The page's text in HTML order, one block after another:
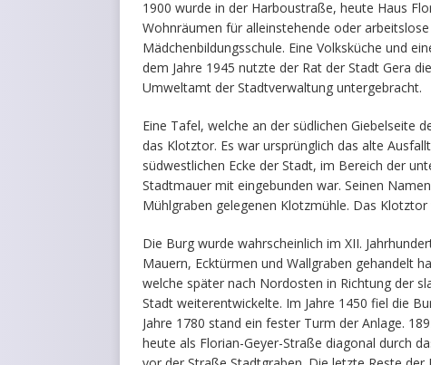
1900 wurde in der Harboustraße, heute Haus
Wohnräumen für alleinstehende oder
Mädchenbildungsschule. Eine Volksküche und
dem Jahre 1945 nutzte der Rat der Stadt Gera
Umweltamt der Stadtverwaltung untergebracht.
Eine Tafel, welche an der südlichen Giebelseite
das Klotztor. Es war ursprünglich das alte
südwestlichen Ecke der Stadt, im Bereich der
Stadtmauer mit eingebunden war. Seinen
Mühlgraben gelegenen Klotzmühle. Das
Die Burg wurde wahrscheinlich im XII.
Mauern, Ecktürmen und Wallgraben gehandelt
welche später nach Nordosten in Richtung der
Stadt weiterentwickelte. Im Jahre 1450 fiel die
Jahre 1780 stand ein fester Turm der Anlage.
heute als Florian-Geyer-Straße diagonal durch